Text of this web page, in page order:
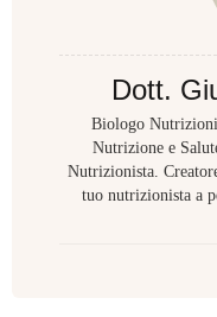
Dott.
Biologo
Nutrizione e
Nutrizionista.
tuo nutrizionista a